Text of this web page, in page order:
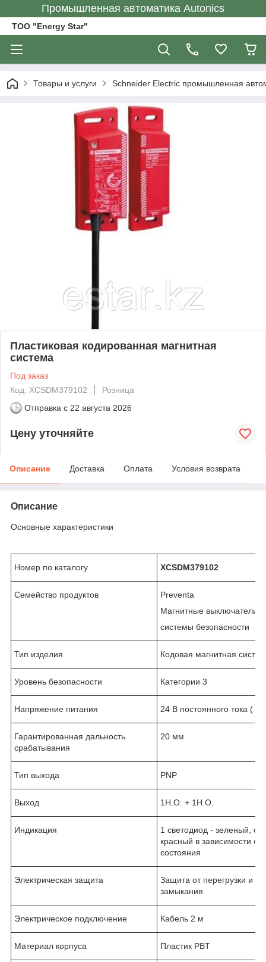
Промышленная автоматика Autonics
ТОО "Energy Star"
Товары и услуги Schneider Electric промышленная
Пластиковая кодированная магнитная
система
Под заказ
Код: XCSDM379102
Розница
Отправка с 22 августа 2026
Цену уточняйте
Описание Доставка Оплата Условия возврата
Описание
Основные характеристики
Номер по каталогу XCSDM379102
Семейство продуктов
Preventa
Магнитные выключатели
системы безопасности
Тип изделия Кодовая магнитная
Уровень безопасности Категории 3
Напряжение питания 24 В постоянного тока ( -
Гарантированная дальность
срабатывания
20 мм
Тип выхода PNР
Выход 1Н.О. + 1Н.О.
Индикация
1 светодиод - зеленый,
красный в зависимости от
состояния
Электрическая защита
Защита от перегрузки и
замыкания
Электрическое подключение Кабель 2 м
Материал корпуса Пластик PBT